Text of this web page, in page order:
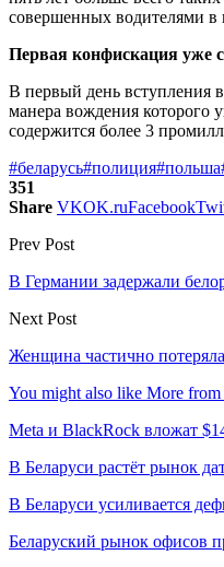
совершенных водителями в
Первая конфискация уже
В первый день вступления
манера вождения которого
содержится более 3
#беларусь#полиция#польша
351
Share VKOK.ruFacebook
Prev Post
В Германии задержали
Next Post
Женщина частично
You might also like More from
Meta и BlackRock вложат
В Беларуси растёт рынок
В Беларуси усиливается
Беларуский рынок офисов